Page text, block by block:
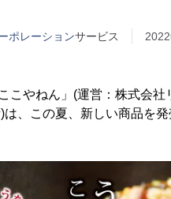
ポレーションサービス
こやねん」(運営：株式会
、この夏、新しい商品を発